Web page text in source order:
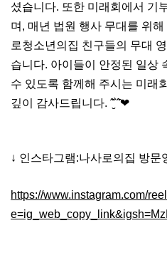
셨습니다. 또한 미래회에서 기
며, 매년 법원 행사 무대를 위
로청소년의집 친구들의 무대
습니다. 아이들이 안정된 일상
수 있도록 함께해 주시는 미래
깊이 감사드립니다. ˆ̑՝̮ˆ̑❤︎
↓ 인스타그램:나사로의집 방문
https://www.instagram.com/